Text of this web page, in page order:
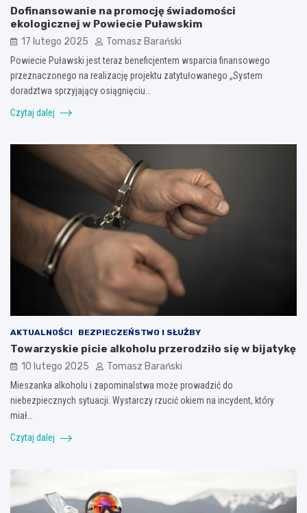
Dofinansowanie na promocję świadomości
ekologicznej w Powiecie Puławskim
17 lutego 2025 Tomasz Barański
Powiecie Puławski jest teraz beneficjentem wsparcia finansowego
przeznaczonego na realizację projektu zatytułowanego „System
doradztwa sprzyjający osiągnięciu…
Czytaj dalej
AKTUALNOŚCI BEZPIECZEŃSTWO I SŁUŻBY
Towarzyskie picie alkoholu przerodziło się w bijatykę
10 lutego 2025 Tomasz Barański
Mieszanka alkoholu i zapominalstwa może prowadzić do
niebezpiecznych sytuacji. Wystarczy rzucić okiem na incydent, który
miał…
Czytaj dalej